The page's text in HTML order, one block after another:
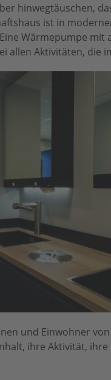
hinwegtäuschen,
ist in
Wärmepumpe mit
allen Aktivitäten, die
und Einwohner
ihre Aktivität,